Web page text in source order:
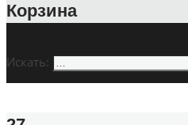
Корзина
Искать: